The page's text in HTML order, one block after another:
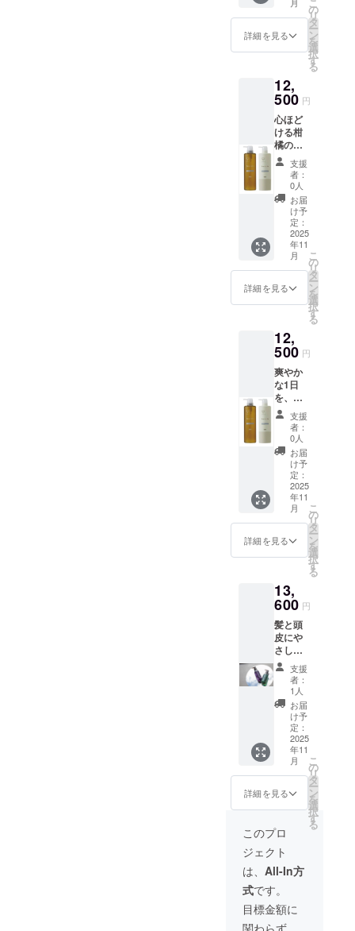
心して
す。 癒
しの時
香り
ふんわ
り心地
よい香
りで、
スキン
ケアが
リラッ
クスタ
イム
に。
「ナン
バース
リー HU
E ナイ
ララバ
イマス
（フェ
イスマ
ス
ク）」
の使用
方法は
以下の
通りで
用手順
1. **ク
レンジ
ング＆
洗顔
後、化
粧水で
肌を整
える。
** 2. **
を開け
てマス
クを取
り出
し、
目・口
位置に
合わせ
て顔に
密着さ
せる。
体に
しっか
フィッ
トさせ
ましょ
う 3. 10
～20分
後にマ
スクを
外す。
適度な
時間が
おすす
めです
4. 残っ
りほぐ
なバス
タイム
す。
「いつ
もがん
ばって
いる自
分に、
ちょっ
とご褒
を。」
ぜひ一
度、ユ
ルルカ
のやさ
しさを
てみて
くださ
の香
り。 こ
んな方
疲れを
癒した
い方 ・
自然由
来の香
りでリ
ラック
スした
い方 ・
香りに
も仕上
がりに
も妥協
したく
ない方
こだわ
りポイ
油を贅
沢にブ
レンド
したナ
チュラ
ルな香
り ・ノ
ンシリ
コン＆
アミノ
酸系洗
浄成分
で頭皮
にも優
しい ・
りなめ
らかな
んわり
立体感
のある
仕上が
り ・サ
ロン品
質をご
自宅で
楽しめ
ます 実
際に
使った
お客様
の声
「香水
のいい
香り！
疲れて
帰って
きて
も、こ
のシャ
ンプー
で癒さ
れる」
ラの優
雅で華
やかな
ら、髪
と心を
同時に
ケアで
きる特
別な
シャン
プー・
トリー
トメン
トで
す。 植
物由来
の洗浄
成分で
髪と頭
皮にや
りなめ
らかな
仕上が
りへ。
乾燥や
ダメー
ジが気
になる
方にも
おすす
め。
日々の
バスタ
イムが
贅沢
な“ご褒
美時
間”に変
【使用
方法】
1. 髪を
しっか
り予洗
いした
後、
シャン
プーを
手に取
り泡立
ててか
ら頭皮
をやさ
しく
サージ
するよ
いま
す。 2.
トリー
トメン
トは中
間〜毛
先を中
心にな
シャン
プー・
トリー
トメン
ト 毎日
あなた
に、心
と髪を
ときほ
ぐす“特
別な時
間”を。
植物の
力を活
かした
【ユル
ルカ】
シリー
ズか
ら、 や
さしく
穏やか
が広が
る シャ
ンプー
＆ト
リート
メント
が誕生
しまし
た。 ●
香りの
特徴 ほ
んのり
甘く、
清潔感
のある
フロー
ラル
着けて
くれる
な、や
さしい
香りが
バス
ルーム
いっぱ
いに広
がりま
す。 ●
成分へ
のこだ
わり ・
髪にや
さしい
酸系洗
浄成分
配合 ・
カモ
エキス
（保
湿）配
詳細を見る
の
リ
タ
ー
ン
を
選
択
す
る
12,
500 円
心ほど
ける柑
橘の香
りと、
やさし
い髪ケ
アをあ
なた
に。
「ナン
バース
リー ユ
ルル
カ」か
ら、ベ
ルガ
の香り
のシャ
ンプー
＆ト
リート
メント
が登
場。 毎
日のバ
スタイ
ムが、
まるで
森林浴
のよう
な癒し
の時間
に変わ
さしい
香り。
ベルガ
モット
のさわ
やかな
柑橘の
香り
に、ほ
んのり
とハー
ブが重
なり、
リラッ
クスし
ながら
心身の
えてく
す。 天
然由来
が、髪
と頭皮
をいた
支援
者：
0人
お届
け予
定：
2025
年11
月
詳細を見る
こ
の
リ
タ
ー
ン
を
選
択
す
る
12,
500 円
爽やか
な1日
を、髪
から始
めよ
う。 ナ
ンバー
スリー
「ユル
ルカ」
シリー
ズか
ら、シ
トラス
の香り
が登
地よい
柑橘の
香り
が、バ
スタイ
ムを癒
しのひ
ととき
に。 レ
モン・
オレン
ジ・グ
レープ
フルー
ツなど
をブレ
ンドし
ルな香
りで、
気分ま
でリフ
レッ
シュで
きま
す。 ●
支援
者：
0人
お届
け予
定：
2025
年11
月
詳細を見る
こ
の
リ
タ
ー
ン
を
選
択
す
る
13,
600 円
髪と頭
皮にや
さし
い、サ
ロン発
の本格
ケア
「毎日
が、サ
ロン帰
りの髪
に。」
HUE（
ヒュ
ウ）ケ
アシャ
ンプー
＆ト
リート
メント
は、カ
ラーや
乾燥で
傷んだ
支援
者：
1人
お届
け予
定：
2025
年11
月
詳細を見る
こ
の
リ
タ
ー
ン
を
選
択
す
る
このプロ
ジェクト
は、 All-In方
式です。
目標金額に